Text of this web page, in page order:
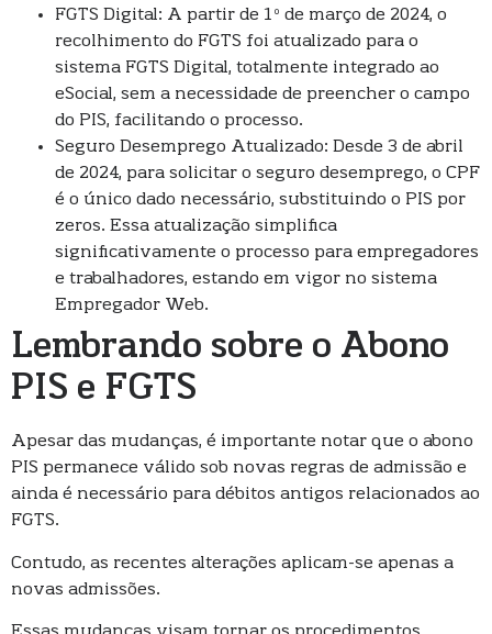
FGTS Digital: A partir de 1º de março de 2024, o
recolhimento do FGTS foi atualizado para o
sistema FGTS Digital, totalmente integrado ao
eSocial, sem a necessidade de preencher o campo
do PIS, facilitando o processo.
Seguro Desemprego Atualizado: Desde 3 de abril
de 2024, para solicitar o seguro desemprego, o CPF
é o único dado necessário, substituindo o PIS por
zeros. Essa atualização simplifica
significativamente o processo para empregadores
e trabalhadores, estando em vigor no sistema
Empregador Web.
Lembrando sobre o Abono
PIS e FGTS
Apesar das mudanças, é importante notar que o abono
PIS permanece válido sob novas regras de admissão e
ainda é necessário para débitos antigos relacionados ao
FGTS.
Contudo, as recentes alterações aplicam-se apenas a
novas admissões.